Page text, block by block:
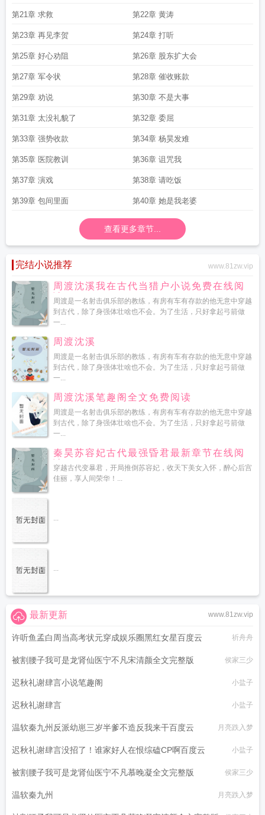
第21章 求救 第22章 黄涛
第23章 再见李贺 第24章 打听
第25章 好心劝阻 第26章 股东扩大会
第27章 军令状 第28章 催收账款
第29章 劝说 第30章 不是大事
第31章 太没礼貌了 第32章 委屈
第33章 强势收款 第34章 杨昊发难
第35章 医院教训 第36章 诅咒我
第37章 演戏 第38章 请吃饭
第39章 包间里面 第40章 她是我老婆
查看更多章节...
完结小说推荐 www.81zw.vip
周渡沈溪我在古代当猎户小说免费在线阅
读
周渡是一名射击俱乐部的教练，有房有车有存款的他无意中穿越
到古代，除了身强体壮啥也不会。为了生活，只好拿起弓箭做
一...
周渡沈溪
周渡是一名射击俱乐部的教练，有房有车有存款的他无意中穿越
到古代，除了身强体壮啥也不会。为了生活，只好拿起弓箭做
一...
周渡沈溪笔趣阁全文免费阅读
周渡是一名射击俱乐部的教练，有房有车有存款的他无意中穿越
到古代，除了身强体壮啥也不会。为了生活，只好拿起弓箭做
一...
秦昊苏容妃古代最强昏君最新章节在线阅
读
穿越古代变暴君，开局推倒苏容妃，收天下美女入怀，醉心后宫
佳丽，享人间荣华！...
...
...
www.81zw.vip
最新更新
许听鱼孟白周当高考状元穿成娱乐圈黑红女星百度云 祈舟舟
被割腰子我可是龙肾仙医宁不凡宋清颜全文完整版 侯家三少
迟秋礼谢肆言小说笔趣阁 小盐子
迟秋礼谢肆言 小盐子
温软秦九州反派幼崽三岁半爹不造反我来干百度云 月亮跌入梦
迟秋礼谢肆言没招了！谁家好人在恨综磕CP啊百度云 小盐子
被割腰子我可是龙肾仙医宁不凡慕晚凝全文完整版 侯家三少
温软秦九州 月亮跌入梦